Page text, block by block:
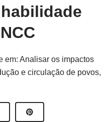
em: Analisar os impactos
e circulação de povos,